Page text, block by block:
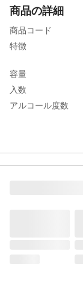
商品の詳細
商品コード
特徴
容量
入数
アルコール度数